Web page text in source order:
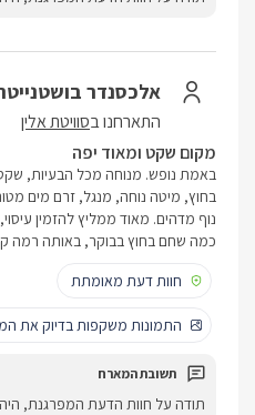
אלכסנדר
התארחנו בסוויטת אלין
מקום שקט ומאוד יפה
באמת נופש. מנוחה מכל הבעיות, שקט
בחוץ, מיטה נוחה, מנגל, זרם מים
נוף מדהים. מאוד ממליץ להזמין
כמה שחם בחוץ בבוקר, באותה רמה
חוות דעת מאומתת
התמונות משקפות בדיוק את
תודה על חוות הדעת המפרגנת,